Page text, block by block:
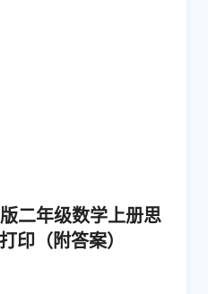
二年级数学上册思
印（附答案）